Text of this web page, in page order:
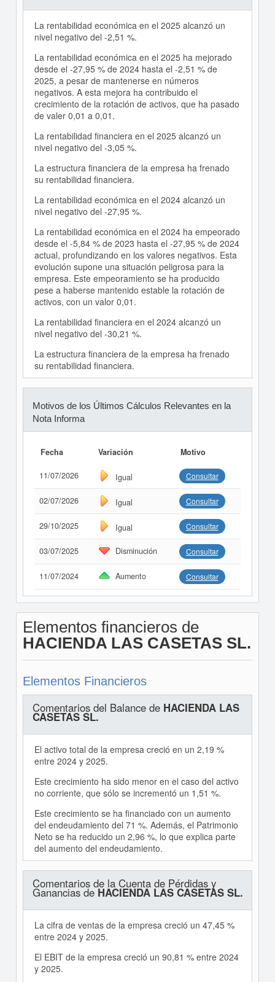
La rentabilidad económica en el 2025 alcanzó un
nivel negativo del -2,51 %.
La rentabilidad económica en el 2025 ha mejorado
desde el -27,95 % de 2024 hasta el -2,51 % de
2025, a pesar de mantenerse en números
negativos. A esta mejora ha contribuido el
crecimiento de la rotación de activos, que ha pasado
de valer 0,01 a 0,01.
La rentabilidad financiera en el 2025 alcanzó un
nivel negativo del -3,05 %.
La estructura financiera de la empresa ha frenado
su rentabilidad financiera.
La rentabilidad económica en el 2024 alcanzó un
nivel negativo del -27,95 %.
La rentabilidad económica en el 2024 ha empeorado
desde el -5,84 % de 2023 hasta el -27,95 % de 2024
actual, profundizando en los valores negativos. Esta
evolución supone una situación peligrosa para la
empresa. Este empeoramiento se ha producido
pese a haberse mantenido estable la rotación de
activos, con un valor 0,01.
La rentabilidad financiera en el 2024 alcanzó un
nivel negativo del -30,21 %.
La estructura financiera de la empresa ha frenado
su rentabilidad financiera.
Motivos de los Últimos Cálculos Relevantes en la
Nota Informa
Fecha Variación Motivo
11/07/2026 Igual Consultar
02/07/2026 Igual Consultar
29/10/2025 Igual Consultar
03/07/2025 Disminución Consultar
11/07/2024 Aumento Consultar
Elementos financieros de
HACIENDA LAS CASETAS SL.
Elementos Financieros
Comentarios del Balance de HACIENDA LAS
CASETAS SL.
El activo total de la empresa creció en un 2,19 %
entre 2024 y 2025.
Este crecimiento ha sido menor en el caso del activo
no corriente, que sólo se incrementó un 1,51 %.
Este crecimiento se ha financiado con un aumento
del endeudamiento del 71 %. Además, el Patrimonio
Neto se ha reducido un 2,96 %, lo que explica parte
del aumento del endeudamiento.
Comentarios de la Cuenta de Pérdidas y
Ganancias deHACIENDA LAS CASETAS SL.
La cifra de ventas de la empresa creció un 47,45 %
entre 2024 y 2025.
El EBIT de la empresa creció un 90,81 % entre 2024
y 2025.